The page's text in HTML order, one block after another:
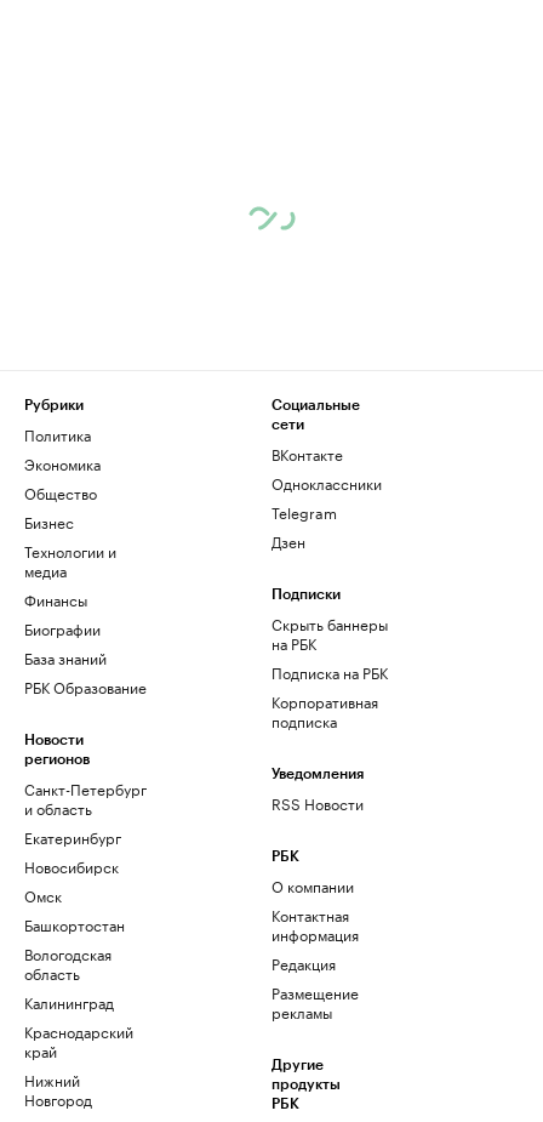
Рубрики
Политика
Экономика
Общество
Бизнес
Технологии и
медиа
Финансы
Биографии
База знаний
РБК Образование
Новости
регионов
Санкт-Петербург
и область
Екатеринбург
Новосибирск
Омск
Башкортостан
Вологодская
область
Калининград
Краснодарский
край
Нижний
Новгород
Социальные
сети
ВКонтакте
Одноклассники
Telegram
Дзен
Подписки
Скрыть баннеры
на РБК
Подписка на РБК
Корпоративная
подписка
Уведомления
RSS Новости
РБК
О компании
Контактная
информация
Редакция
Размещение
рекламы
Другие
продукты
РБК